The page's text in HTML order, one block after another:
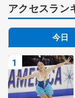
アクセスラン
今日